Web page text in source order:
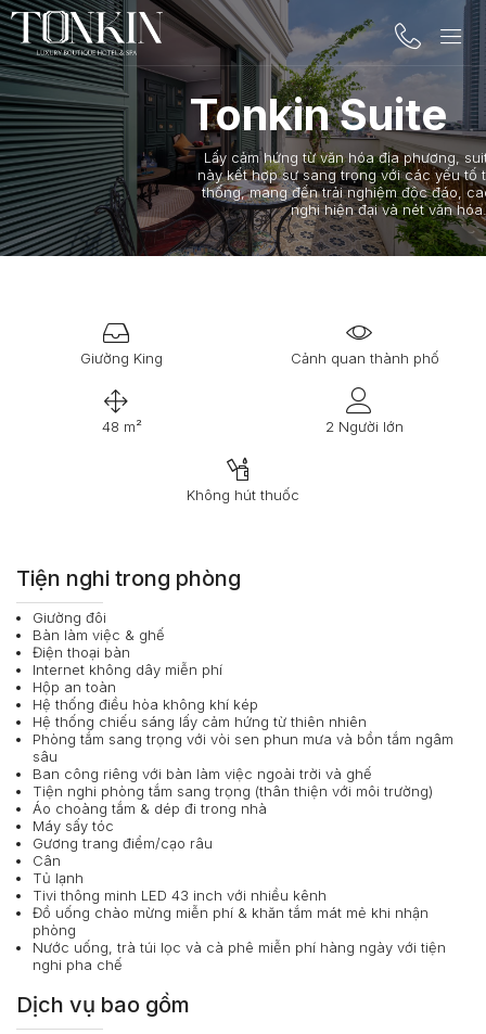
Tonkin Suite
Lấy cảm hứng từ văn hóa địa phương,
này kết hợp sự sang trọng với các yếu tố
thống, mang đến trải nghiệm độc đáo,
nghi hiện đại và nét văn hóa.
Giường King Cảnh quan thành phố
48 m² 2 Người lớn
Không hút thuốc
Tiện nghi trong phòng
Giường đôi
Bàn làm việc & ghế
Điện thoại bàn
Internet không dây miễn phí
Hộp an toàn
Hệ thống điều hòa không khí kép
Hệ thống chiếu sáng lấy cảm hứng từ thiên nhiên
Phòng tắm sang trọng với vòi sen phun mưa và bồn tắm ngâm
sâu
Ban công riêng với bàn làm việc ngoài trời và ghế
Tiện nghi phòng tắm sang trọng (thân thiện với môi trường)
Áo choàng tắm & dép đi trong nhà
Máy sấy tóc
Gương trang điểm/cạo râu
Cân
Tủ lạnh
Tivi thông minh LED 43 inch với nhiều kênh
Đồ uống chào mừng miễn phí & khăn tắm mát mẻ khi nhận
phòng
Nước uống, trà túi lọc và cà phê miễn phí hàng ngày với tiện
nghi pha chế
Dịch vụ bao gồm